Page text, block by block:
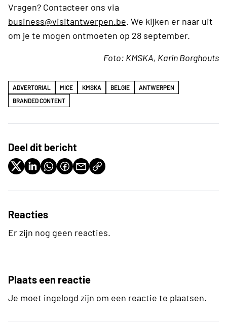
Vragen? Contacteer ons via
business@visitantwerpen.be. We kijken er naar uit
om je te mogen ontmoeten op 28 september.
Foto: KMSKA, Karin Borghouts
ADVERTORIAL MICE KMSKA BELGIE
ANTWERPEN
BRANDED CONTENT
Deel dit bericht
Reacties
Er zijn nog geen reacties.
Plaats een reactie
Je moet ingelogd zijn om een reactie te plaatsen.